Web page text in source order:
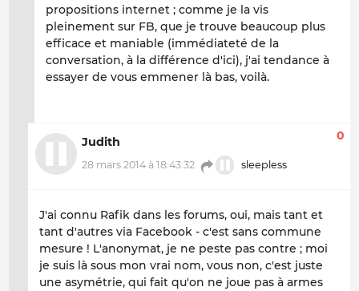
propositions internet ; comme je la vis
pleinement sur FB, que je trouve beaucoup plus
efficace et maniable (immédiateté de la
conversation, à la différence d'ici), j'ai tendance à
essayer de vous emmener là bas, voilà.
Judith
28 mars 2014 à 18:43:32 sleepless
0
J'ai connu Rafik dans les forums, oui, mais tant et
tant d'autres via Facebook - c'est sans commune
mesure ! L'anonymat, je ne peste pas contre ; moi
je suis là sous mon vrai nom, vous non, c'est juste
une asymétrie, qui fait qu'on ne joue pas à armes